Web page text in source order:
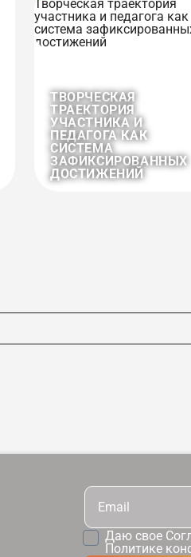
ТВОРЧЕСКАЯ
ТРАЕКТОРИЯ
УЧАСТНИКА И
ПЕДАГОГА КАК
СИСТЕМА
ЗАФИКСИРОВАННЫХ
ДОСТИЖЕНИЙ
Даю свое
Политике